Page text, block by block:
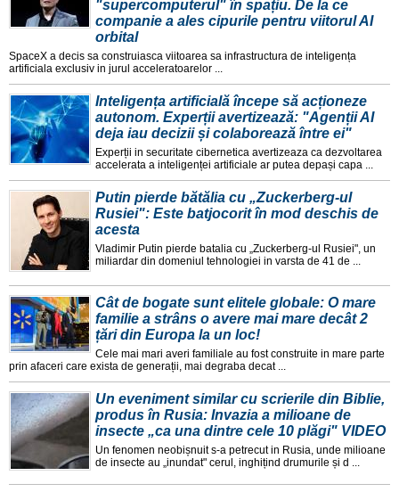
"supercomputerul" în spațiu. De la ce
companie a ales cipurile pentru viitorul AI
orbital
SpaceX a decis sa construiasca viitoarea sa infrastructura de inteligența
artificiala exclusiv in jurul acceleratoarelor ...
Inteligența artificială începe să acționeze
autonom. Experții avertizează: "Agenții AI
deja iau decizii și colaborează între ei"
Experții in securitate cibernetica avertizeaza ca dezvoltarea
accelerata a inteligenței artificiale ar putea depași capa ...
Putin pierde bătălia cu „Zuckerberg-ul
Rusiei": Este batjocorit în mod deschis de
acesta
Vladimir Putin pierde batalia cu „Zuckerberg-ul Rusiei", un
miliardar din domeniul tehnologiei in varsta de 41 de ...
Cât de bogate sunt elitele globale: O mare
familie a strâns o avere mai mare decât 2
țări din Europa la un loc!
Cele mai mari averi familiale au fost construite in mare parte
prin afaceri care exista de generații, mai degraba decat ...
Un eveniment similar cu scrierile din Biblie,
produs în Rusia: Invazia a milioane de
insecte „ca una dintre cele 10 plăgi" VIDEO
Un fenomen neobișnuit s-a petrecut in Rusia, unde milioane
de insecte au „inundat" cerul, inghițind drumurile și d ...